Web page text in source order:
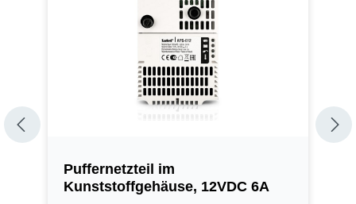
Puffernetzteil im
Kunststoffgehäuse, 12VDC 6A